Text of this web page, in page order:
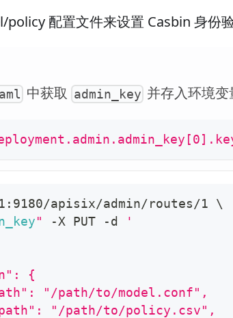
配置文件来设置 Casbin 身份
中获取 admin_key并存入环境变
apisix/admin/routes/1 \
" -X PUT -d
'
{
"/path/to/model.conf",
"/path/to/policy.csv",